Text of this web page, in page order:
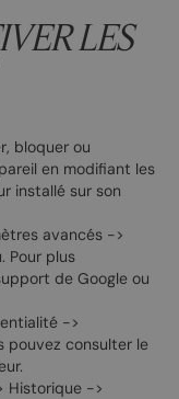
LES
bloquer ou
en modifiant les
installé sur son
avancés ->
Pour plus
de Google ou
->
pouvez consulter le
Historique ->